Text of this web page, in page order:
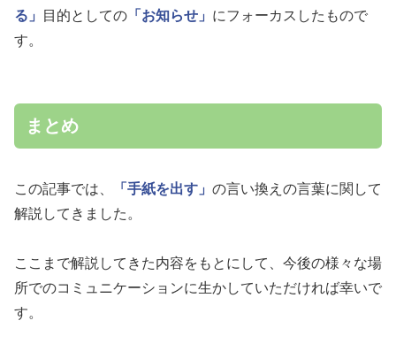
る」
目的としての 「お知らせ」 にフォーカスしたもので
す。
まとめ
この記事では、 「手紙を出す」 の言い換えの言葉に関して
解説してきました。
ここまで解説してきた内容をもとにして、今後の様々な場
所でのコミュニケーションに生かしていただければ幸いで
す。